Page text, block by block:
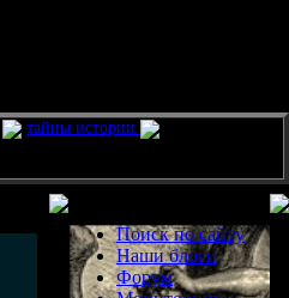
тайны истории
Поиск по сайту
Наши блоги
Форум